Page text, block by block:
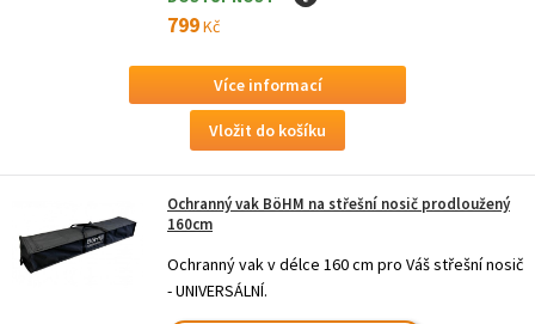
799Kč
Více informací
Ochranný vak BöHM na střešní nosič prodloužený
160cm
Ochranný vak v délce 160 cm pro Váš střešní nosič
- UNIVERSÁLNÍ.